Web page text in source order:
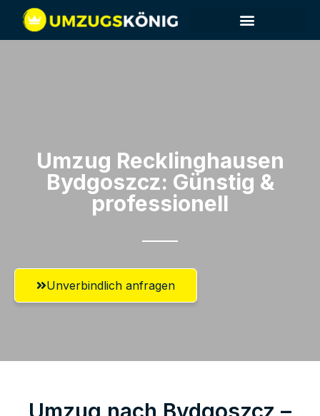
Umzug Recklinghausen​
Bydgoszcz: Günstig &
professionell​
Unverbindlich anfragen